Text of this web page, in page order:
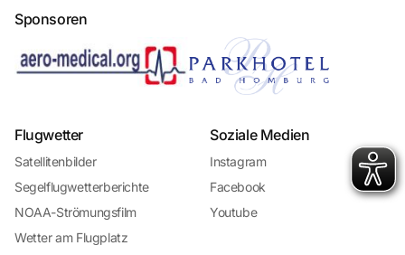
Sponsoren
Flugwetter
Satellitenbilder
Segelflugwetterberichte
NOAA-Strömungsfilm
Wetter am Flugplatz
Soziale Medien
Instagram
Facebook
Youtube